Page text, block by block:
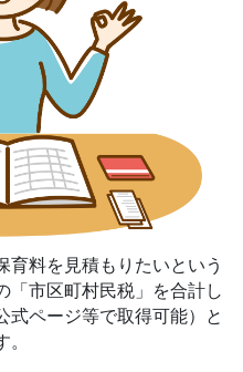
育料を見積もりたいという
「市区町村民税」を合計し
式ページ等で取得可能）と